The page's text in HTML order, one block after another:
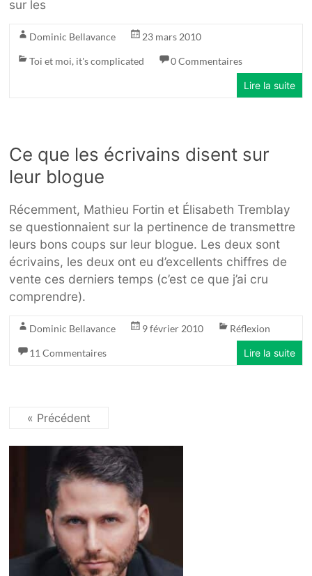
sur les
Dominic Bellavance 23 mars 2010
Toi et moi, it's complicated 0 Commentaires
Lire la suite
Ce que les écrivains disent sur
leur blogue
Récemment, Mathieu Fortin et Élisabeth Tremblay
se questionnaient sur la pertinence de transmettre
leurs bons coups sur leur blogue. Les deux sont
écrivains, les deux ont eu d’excellents chiffres de
vente ces derniers temps (c’est ce que j’ai cru
comprendre).
Dominic Bellavance 9 février 2010 Réflexion
11 Commentaires Lire la suite
« Précédent